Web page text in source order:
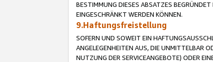
BESTIMMUNG DIESES ABSATZES
EINGESCHRÄNKT WERDEN KÖNNEN.
9.Haftungsfreistellung
SOFERN UND SOWEIT EIN
ANGELEGENHEITEN AUS, DIE UNMITTELBAR
NUTZUNG DER SERVICEANGEBOTE) ODER